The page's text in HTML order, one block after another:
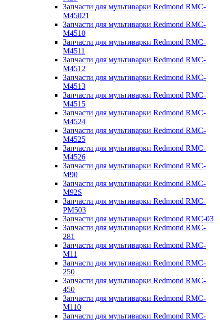
Запчасти для мультиварки Redmond RMC-
M45021
Запчасти для мультиварки Redmond RMC-
M4510
Запчасти для мультиварки Redmond RMC-
M4511
Запчасти для мультиварки Redmond RMC-
M4512
Запчасти для мультиварки Redmond RMC-
M4513
Запчасти для мультиварки Redmond RMC-
M4515
Запчасти для мультиварки Redmond RMC-
M4524
Запчасти для мультиварки Redmond RMC-
M4525
Запчасти для мультиварки Redmond RMC-
M4526
Запчасти для мультиварки Redmond RMC-
M90
Запчасти для мультиварки Redmond RMC-
M92S
Запчасти для мультиварки Redmond RMC-
PM503
Запчасти для мультиварки Redmond RMC-03
Запчасти для мультиварки Redmond RMC-
281
Запчасти для мультиварки Redmond RMC-
M11
Запчасти для мультиварки Redmond RMC-
250
Запчасти для мультиварки Redmond RMC-
450
Запчасти для мультиварки Redmond RMC-
M110
Запчасти для мультиварки Redmond RMC-